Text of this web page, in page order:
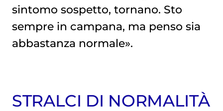
sintomo sospetto, tornano. Sto
sempre in campana, ma penso sia
abbastanza normale».
STRALCI DI NORMALITÀ